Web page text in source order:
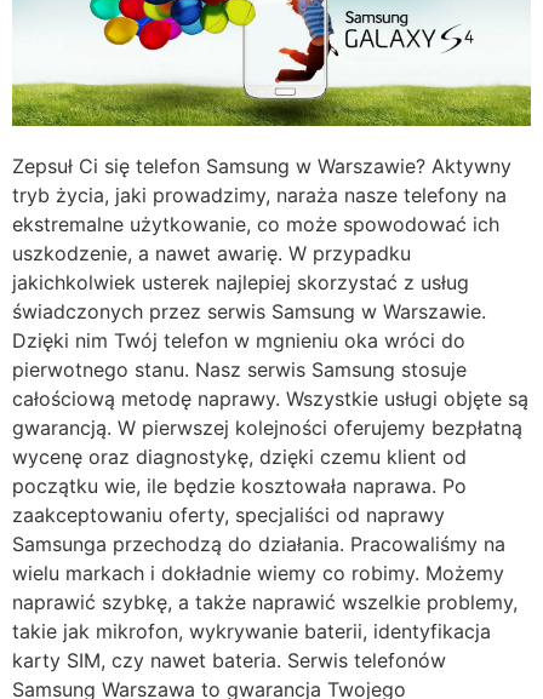
Zepsuł Ci się telefon Samsung w Warszawie? Aktywny
tryb życia, jaki prowadzimy, naraża nasze telefony na
ekstremalne użytkowanie, co może spowodować ich
uszkodzenie, a nawet awarię. W przypadku
jakichkolwiek usterek najlepiej skorzystać z usług
świadczonych przez serwis Samsung w Warszawie.
Dzięki nim Twój telefon w mgnieniu oka wróci do
pierwotnego stanu. Nasz serwis Samsung stosuje
całościową metodę naprawy. Wszystkie usługi objęte są
gwarancją. W pierwszej kolejności oferujemy bezpłatną
wycenę oraz diagnostykę, dzięki czemu klient od
początku wie, ile będzie kosztowała naprawa. Po
zaakceptowaniu oferty, specjaliści od naprawy
Samsunga przechodzą do działania. Pracowaliśmy na
wielu markach i dokładnie wiemy co robimy. Możemy
naprawić szybkę, a także naprawić wszelkie problemy,
takie jak mikrofon, wykrywanie baterii, identyfikacja
karty SIM, czy nawet bateria. Serwis telefonów
Samsung Warszawa to gwarancja Twojego